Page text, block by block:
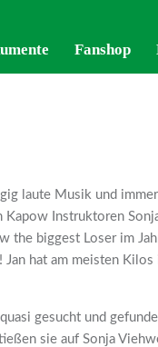
Fanshop
Fanshop
laute Musik und
Instruktoren
the biggest Loser im
hat am meisten Kilos
gesucht und
sie auf Sonja